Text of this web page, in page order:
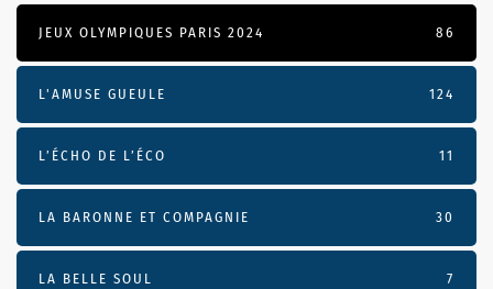
JEUX OLYMPIQUES PARIS 2024 86
L'AMUSE GUEULE 124
L’ÉCHO DE L’ÉCO 11
LA BARONNE ET COMPAGNIE 30
LA BELLE SOUL 7